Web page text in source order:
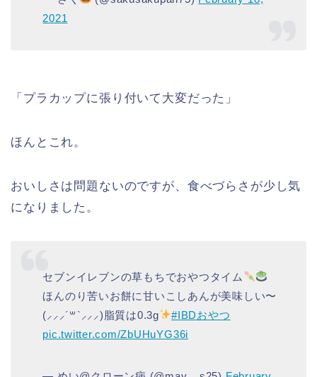
2021
「プラカップに張り付いて大変だった」
ほんとこれ。
おいしさは問題ないのですが、食べづらさが少し気
になりました。
セブンイレブンの草もちでおやつタイム
ほんのり苦いお餅に甘いこしあんが美味しい〜
(⸝⸝⸝´꒳`⸝⸝⸝)脂質は0.3g
#IBDおやつ
pic.twitter.com/ZbUHuYG36i